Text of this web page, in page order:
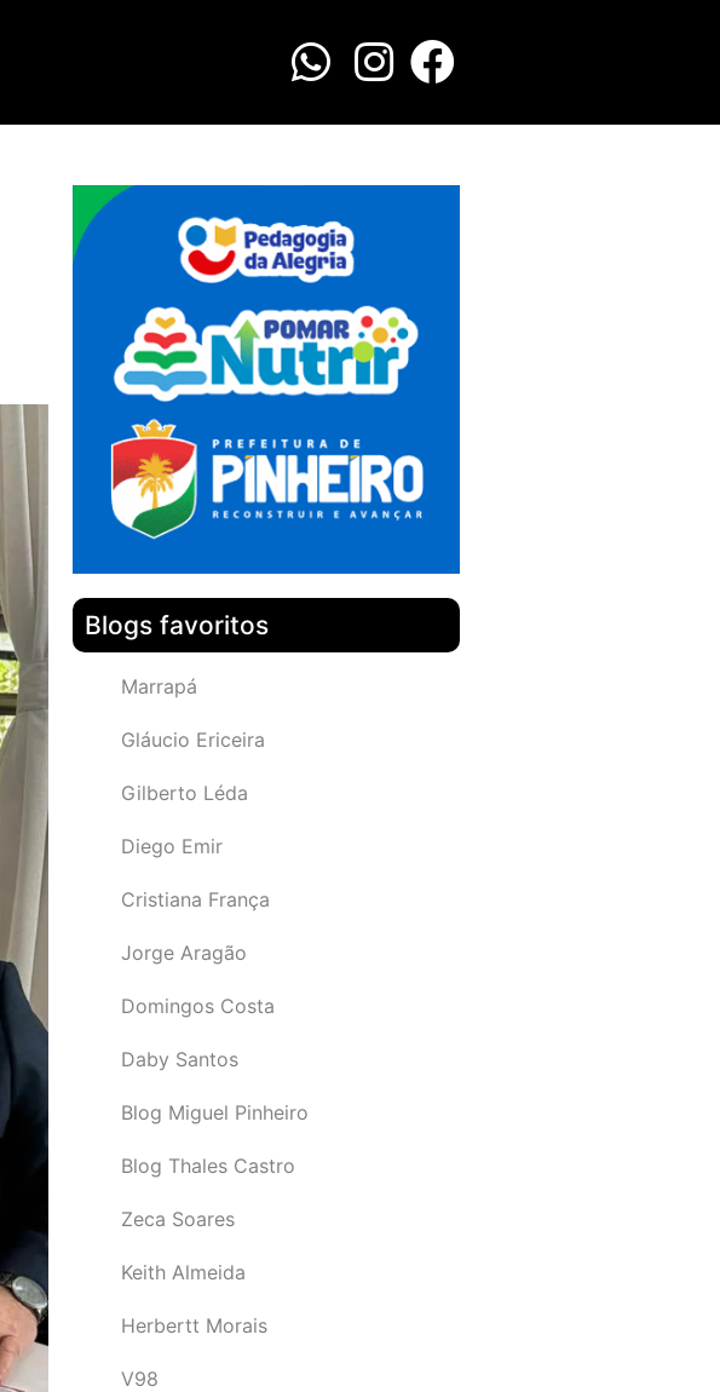
Blogs favoritos
Marrapá
Gláucio Ericeira
Gilberto Léda
Diego Emir
Cristiana França
Jorge Aragão
Domingos Costa
Daby Santos
Blog Miguel Pinheiro
Blog Thales Castro
Zeca Soares
Keith Almeida
Herbertt Morais
V98